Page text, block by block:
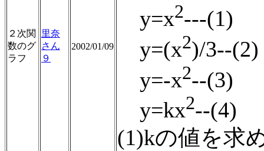
２次関
数のグ
ラフ
里奈
さん
９
2002/01/09
y=x2---(1)
y=(x2)/3--(2)
y=-x2--(3)
y=kx2--(4)
(1)kの値を求